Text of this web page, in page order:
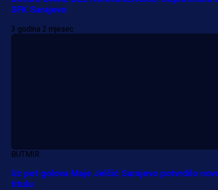
1 dan 7 h
SFK Sarajevo
3 godina 2 mjesec
BUTMIR
Uz pet golova Maje Jelčić Sarajevo potvrdilo
titulu